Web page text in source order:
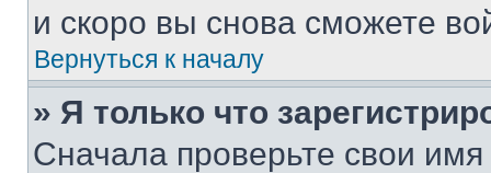
и скоро вы снова сможете
Вернуться к началу
» Я только что
Сначала проверьте свои